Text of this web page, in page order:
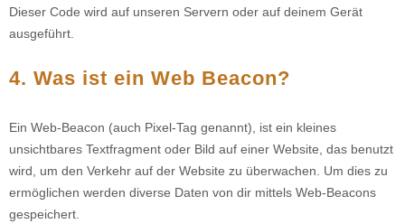
Dieser Code wird auf unseren Servern oder auf deinem Gerät
ausgeführt.
4. Was ist ein Web Beacon?
Ein Web-Beacon (auch Pixel-Tag genannt), ist ein kleines
unsichtbares Textfragment oder Bild auf einer Website, das benutzt
wird, um den Verkehr auf der Website zu überwachen. Um dies zu
ermöglichen werden diverse Daten von dir mittels Web-Beacons
gespeichert.